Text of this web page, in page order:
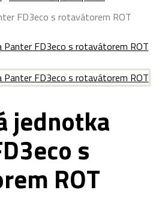
FD3eco s rotavátorem ROT
jednotka
s
ROT